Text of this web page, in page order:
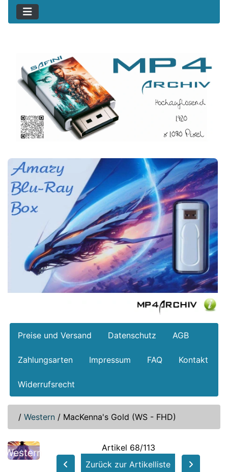
Preise und Versand Datenschutz AGB
Zahlungsarten Impressum FAQ Kontakt
Widerrufsrecht
/ Western / MacKenna's Gold (WS - FHD)
Western
Artikel 68/113
Zurück zur Artikelliste